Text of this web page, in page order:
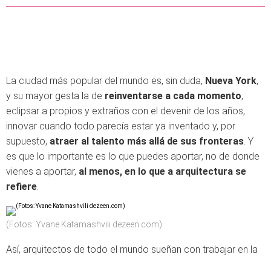
La ciudad más popular del mundo es, sin duda, Nueva York,
y su mayor gesta la de reinventarse a cada momento,
eclipsar a propios y extraños con el devenir de los años,
innovar cuando todo parecía estar ya inventado y, por
supuesto, atraer al talento más allá de sus fronteras. Y
es que lo importante es lo que puedes aportar, no de donde
vienes a aportar, al menos, en lo que a arquitectura se
refiere.
(Fotos: Yvane Katamashvili dezeen.com)
Así, arquitectos de todo el mundo sueñan con trabajar en la